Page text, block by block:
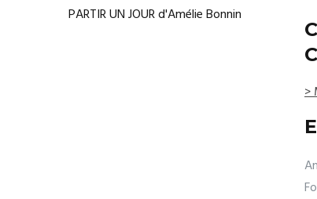
>
PARTIR UN JOUR d'Amélie Bonnin